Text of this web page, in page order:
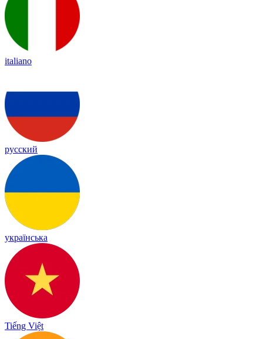
italiano
русский
українська
Tiếng Việt